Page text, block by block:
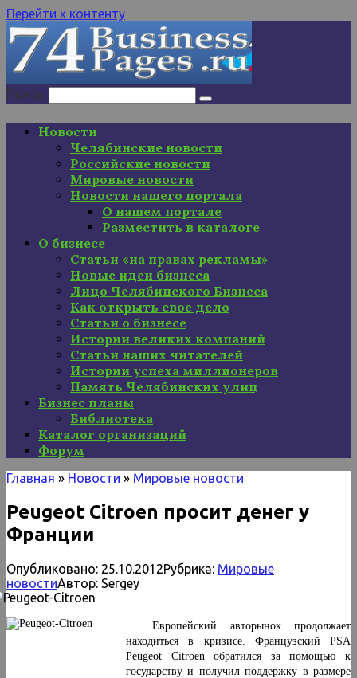
Перейти к контенту
Поиск:
Новости
Челябинские новости
Российские новости
Мировые новости
Новости нашего портала
О нашем портале
Разместить в каталоге
О бизнесе
Статьи «на правах рекламы»
Новые идеи бизнеса
Лицо Челябинского Бизнеса
Как открыть свое дело
Статьи о бизнесе
Истории великих компаний
Статьи наших читателей
Истории успеха миллионеров
Память Челябинских улиц
Бизнес планы
Библиотека
Каталог организаций
Форум
Главная » Новости » Мировые новости
Peugeot Citroen просит денег у
Франции
Опубликовано: 25.10.2012Рубрика: Мировые
новостиАвтор: Sergey
Европейский авторынок продолжает
находиться в кризисе. Французский PSA
Peugeot Citroen обратился за помощью к
государству и получил поддержку в размере